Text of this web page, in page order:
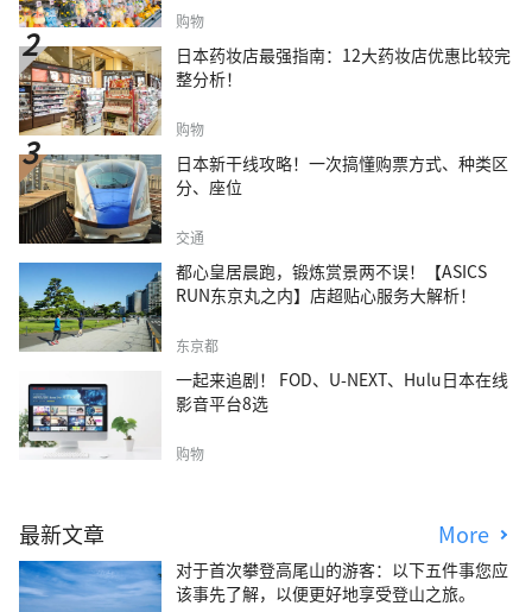
购物
日本药妆店最强指南：12大药妆店优惠比较完
整分析！
购物
日本新干线攻略！一次搞懂购票方式、种类区
分、座位
交通
都心皇居晨跑，锻炼赏景两不误！【ASICS
RUN东京丸之内】店超贴心服务大解析！
东京都
一起来追剧！ FOD、U-NEXT、Hulu日本在线
影音平台8选
购物
最新文章 More
对于首次攀登高尾山的游客：以下五件事您应
该事先了解，以便更好地享受登山之旅。